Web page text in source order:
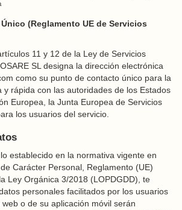
(Reglamento UE de Servicios
11 y 12 de la Ley de Servicios
SL designa la dirección electrónica
como su punto de contacto único para la
y rápida con las autoridades de los Estados
Europea, la Junta Europea de Servicios
los usuarios del servicio.
establecido en la normativa vigente en
Carácter Personal, Reglamento (UE)
Ley Orgánica 3/2018 (LOPDGDD), te
personales facilitados por los usuarios
o de su aplicación móvil serán